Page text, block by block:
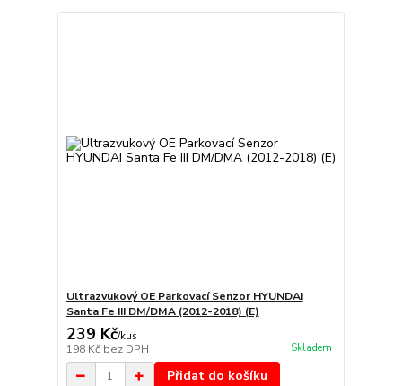
Ultrazvukový OE Parkovací Senzor HYUNDAI
Santa Fe III DM/DMA (2012-2018) (E)
239 Kč/kus
198 Kč bez DPH Skladem
Přidat do košíku